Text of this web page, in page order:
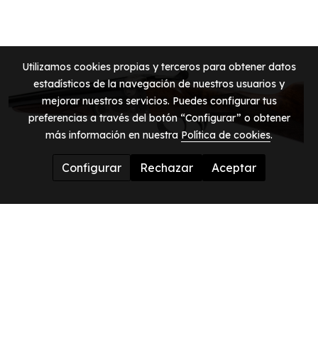
Utilizamos cookies propias y terceros para obtener datos
estadísticos de la navegación de nuestros usuarios y
mejorar nuestros servicios. Puedes configurar tus
preferencias a través del botón “Configurar” o obtener
más información en nuestra Política de cookies.
Configurar Rechazar Aceptar